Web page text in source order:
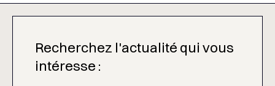
Recherchez l'actualité qui vous
intéresse :